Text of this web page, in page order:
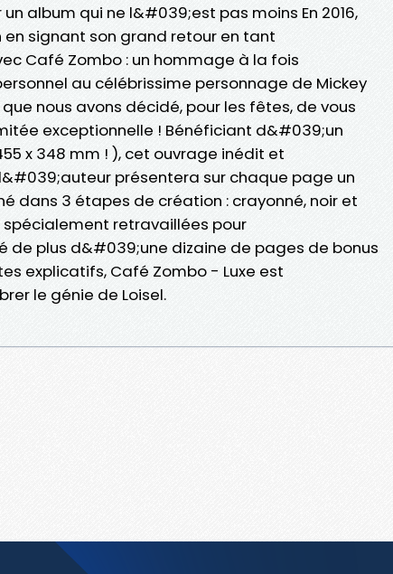
album qui ne l&#039;est pas moins En 2016,
signant son grand retour en tant
Café Zombo : un hommage à la fois
au célébrissime personnage de Mickey
nous avons décidé, pour les fêtes, de vous
exceptionnelle ! Bénéficiant d&#039;un
x 348 mm ! ), cet ouvrage inédit et
présentera sur chaque page un
dans 3 étapes de création : crayonné, noir et
retravaillées pour
de plus d&#039;une dizaine de pages de bonus
explicatifs, Café Zombo - Luxe est
le génie de Loisel.